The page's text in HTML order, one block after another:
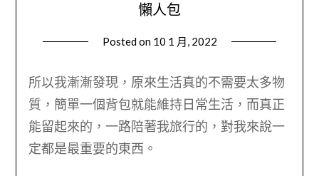
懶人包
Posted on 10 1 月, 2022
所以我漸漸發現，原來生活真的不需要太多物
質，簡單一個背包就能維持日常生活，而真正
能留起來的，一路陪著我旅行的，對我來說一
定都是最重要的東西。